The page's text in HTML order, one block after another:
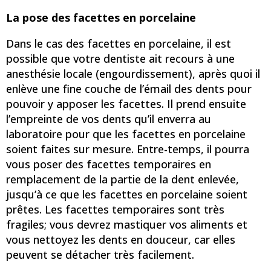
La pose des facettes en porcelaine
Dans le cas des facettes en porcelaine, il est
possible que votre dentiste ait recours à une
anesthésie locale (engourdissement), après quoi il
enlève une fine couche de l’émail des dents pour
pouvoir y apposer les facettes. Il prend ensuite
l’empreinte de vos dents qu’il enverra au
laboratoire pour que les facettes en porcelaine
soient faites sur mesure. Entre-temps, il pourra
vous poser des facettes temporaires en
remplacement de la partie de la dent enlevée,
jusqu’à ce que les facettes en porcelaine soient
prêtes. Les facettes temporaires sont très
fragiles; vous devrez mastiquer vos aliments et
vous nettoyez les dents en douceur, car elles
peuvent se détacher très facilement.